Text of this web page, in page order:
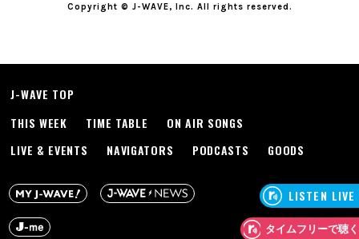
Copyright © J-WAVE, Inc. All rights reserved.
J-WAVE TOP
THIS WEEK
TIME TABLE
ON AIR SONGS
LIVE & EVENTS
NAVIGATORS PODCASTS GOODS